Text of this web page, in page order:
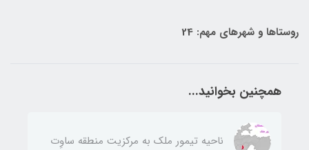
روستاها و شهرهای مهم: 24
همچنین بخوانید...
ناحيه تيمور ملك به مركزيت منطقه ساوِت